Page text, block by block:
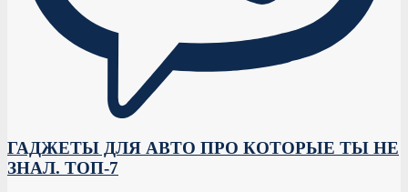
ГАДЖЕТЫ ДЛЯ АВТО ПРО КОТОРЫЕ ТЫ НЕ
ЗНАЛ. ТОП-7